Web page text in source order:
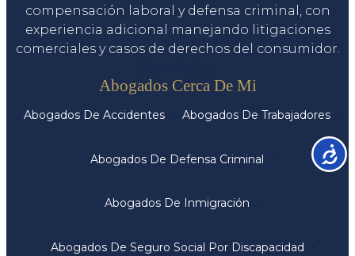
compensación laboral y defensa criminal, con
experiencia adicional manejando litigaciones
comerciales y casos de derechos del consumidor.
Abogados Cerca De Mi
Abogados De Accidentes Abogados De Trabajadores
Abogados De Defensa Criminal
Abogados De Inmigración
Abogados De Seguro Social Por Discapacidad